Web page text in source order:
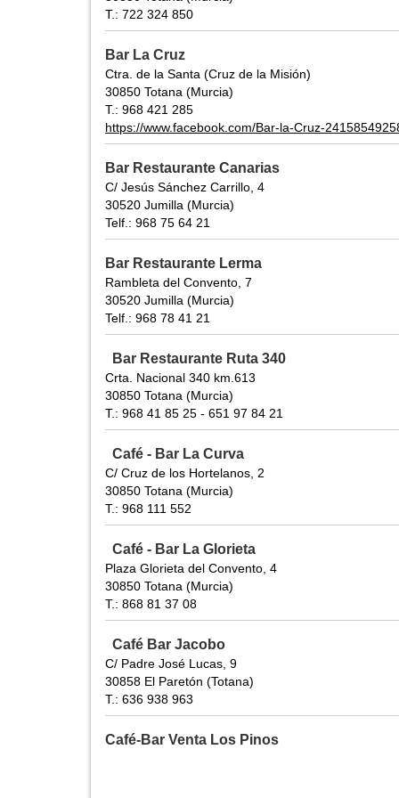
T.: 722 324 850
Bar La Cruz
Ctra. de la Santa (Cruz de la Misión)
30850 Totana (Murcia)
T.: 968 421 285
https://www.facebook.com/Bar-la-Cruz-
Bar Restaurante Canarias
C/ Jesús Sánchez Carrillo, 4
30520 Jumilla (Murcia)
Telf.: 968 75 64 21
Bar Restaurante Lerma
Rambleta del Convento, 7
30520 Jumilla (Murcia)
Telf.: 968 78 41 21
Bar Restaurante Ruta 340
Crta. Nacional 340 km.613
30850 Totana (Murcia)
T.: 968 41 85 25 - 651 97 84 21
Café - Bar La Curva
C/ Cruz de los Hortelanos, 2
30850 Totana (Murcia)
T.: 968 111 552
Café - Bar La Glorieta
Plaza Glorieta del Convento, 4
30850 Totana (Murcia)
T.: 868 81 37 08
Café Bar Jacobo
C/ Padre José Lucas, 9
30858 El Paretón (Totana)
T.: 636 938 963
Café-Bar Venta Los Pinos